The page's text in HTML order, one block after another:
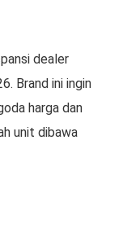
dealer
Brand ini ingin
harga dan
unit dibawa